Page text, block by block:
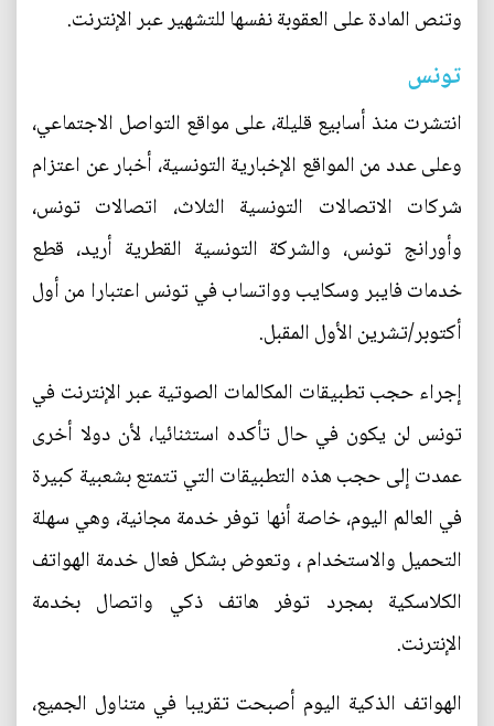
وتنص المادة على العقوبة نفسها للتشهير عبر الإنترنت.
تونس
انتشرت منذ أسابيع قليلة، على مواقع التواصل الاجتماعي،
وعلى عدد من المواقع الإخبارية التونسية، أخبار عن اعتزام
شركات الاتصالات التونسية الثلاث، اتصالات تونس،
وأورانج تونس، والشركة التونسية القطرية أريد، قطع
خدمات فايبر وسكايب وواتساب في تونس اعتبارا من أول
أكتوبر/تشرين الأول المقبل.
إجراء حجب تطبيقات المكالمات الصوتية عبر الإنترنت في
تونس لن يكون في حال تأكده استثنائيا، لأن دولا أخرى
عمدت إلى حجب هذه التطبيقات التي تتمتع بشعبية كبيرة
في العالم اليوم، خاصة أنها توفر خدمة مجانية، وهي سهلة
التحميل والاستخدام ، وتعوض بشكل فعال خدمة الهواتف
الكلاسكية بمجرد توفر هاتف ذكي واتصال بخدمة
الإنترنت.
الهواتف الذكية اليوم أصبحت تقريبا في متناول الجميع،